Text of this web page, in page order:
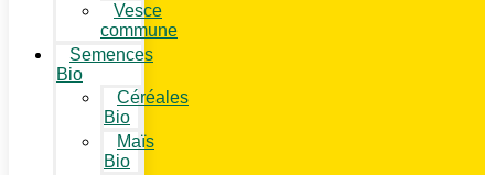
Vesce
commune
Semences
Bio
Céréales
Bio
Maïs
Bio